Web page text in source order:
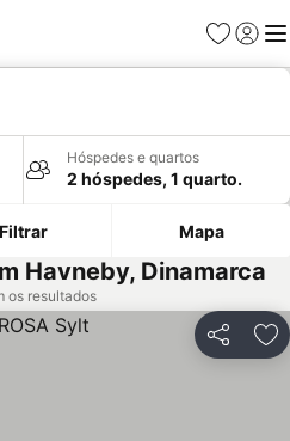
Favoritos
Iniciar
Hóspedes e quartos
2 hóspedes, 1 quarto.
Filtrar Mapa
Havneby, Dinamarca
os resultados
Partilhar